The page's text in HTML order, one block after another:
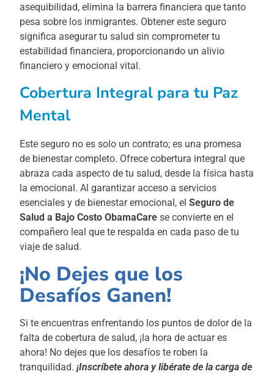
asequibilidad, elimina la barrera financiera que tanto
pesa sobre los inmigrantes. Obtener este seguro
significa asegurar tu salud sin comprometer tu
estabilidad financiera, proporcionando un alivio
financiero y emocional vital.
Cobertura Integral para tu Paz
Mental
Este seguro no es solo un contrato; es una promesa
de bienestar completo. Ofrece cobertura integral que
abraza cada aspecto de tu salud, desde la física hasta
la emocional. Al garantizar acceso a servicios
esenciales y de bienestar emocional, elSeguro de
Salud a Bajo Costo ObamaCarese convierte en el
compañero leal que te respalda en cada paso de tu
viaje de salud.
¡No Dejes que los
Desafíos Ganen!
Si te encuentras enfrentando los puntos de dolor de la
falta de cobertura de salud, ¡la hora de actuar es
ahora! No dejes que los desafíos te roben la
tranquilidad.¡Inscríbete ahora y libérate de la carga de